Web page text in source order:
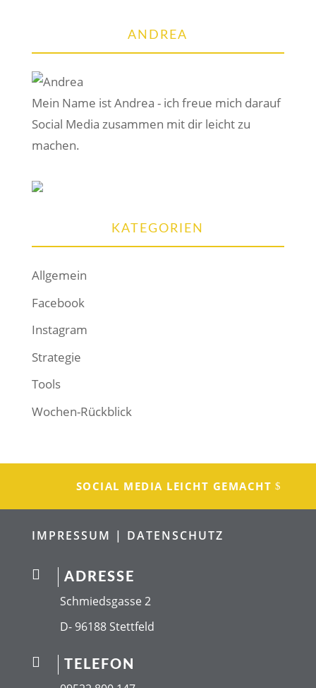
ANDREA
Mein Name ist Andrea - ich freue mich darauf
Social Media zusammen mit dir leicht zu
machen.
KATEGORIEN
Allgemein
Facebook
Instagram
Strategie
Tools
Wochen-Rückblick
SOCIAL MEDIA LEICHT GEMACHT
IMPRESSUM | DATENSCHUTZ
 ADRESSE
Schmiedsgasse 2
D- 96188 Stettfeld
 TELEFON